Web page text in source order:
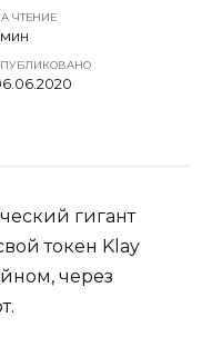
ЧТЕНИЕ
мин
гигант
токен Klay
через